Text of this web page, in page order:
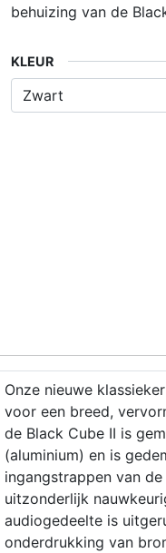
behuizing van de
KLEUR
Onze nieuwe
voor een breed,
de Black Cube II is
(aluminium) en is
ingangstrappen van
uitzonderlijk
audiogedeelte is
onderdrukking van